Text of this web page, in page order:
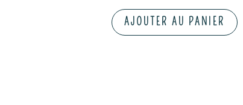
AJOUTER AU PANIER